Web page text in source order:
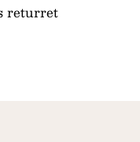
returret